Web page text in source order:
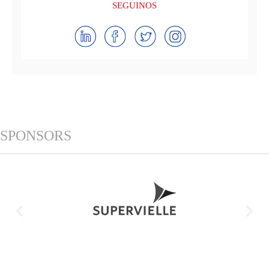
SEGUINOS
SPONSORS